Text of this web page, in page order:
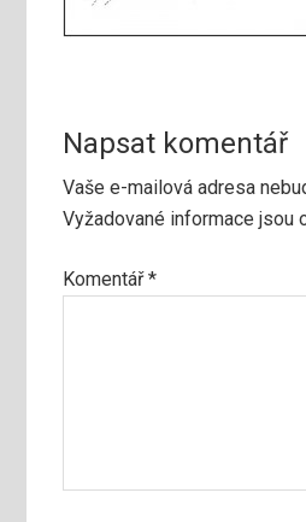
Napsat komentář
Vaše e-mailová adresa
Vyžadované informace jsou
Komentář*